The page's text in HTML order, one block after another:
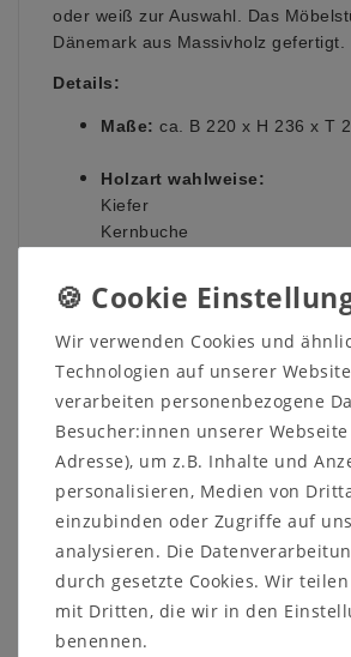
oder weiß zur Auswahl. Das
Dänemark aus Massivholz gefertigt.
Details:
Maße: ca. B 220 x H 236 x T
Holzart wahlweise:
Kiefer
Kernbuche
Oberfläche wahweise:
gelaugt/geölt
natur geölt
natur lackiert
weiß lackiert
und weitere Farben
Verarbeitung:Massivholz
Anzahl Fächer: 30
Wir verwenden Cookies und
Technologien auf unserer
verarbeiten personenbezogene
Besucher:innen unserer Webseite
Adresse), um z.B. Inhalte und
personalisieren, Medien von
einzubinden oder Zugriffe auf
analysieren. Die
durch gesetzte Cookies. Wir
mit Dritten, die wir in den
benennen.